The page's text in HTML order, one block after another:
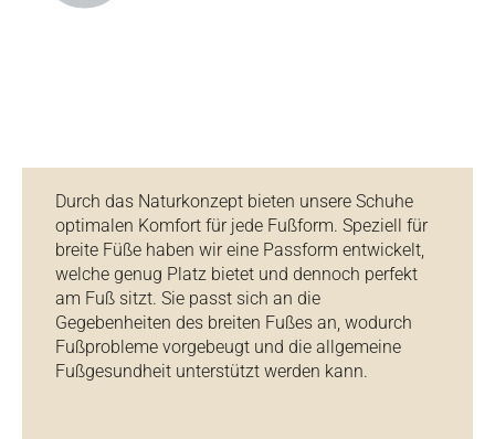
Durch das Naturkonzept bieten unsere Schuhe
optimalen Komfort für jede Fußform. Speziell für
breite Füße haben wir eine Passform entwickelt,
welche genug Platz bietet und dennoch perfekt
am Fuß sitzt. Sie passt sich an die
Gegebenheiten des breiten Fußes an, wodurch
Fußprobleme vorgebeugt und die allgemeine
Fußgesundheit unterstützt werden kann.